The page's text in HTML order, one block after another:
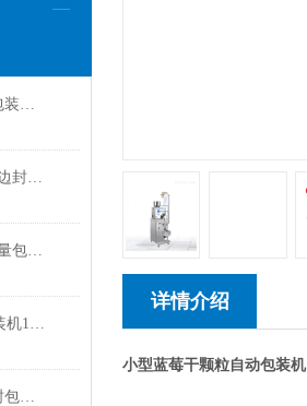
小型电子原件颗粒1-15克自动包装机厂家
小饰品颗粒1-5克全自动小型三边封智能包装机批发
1-5克干燥剂颗粒无纺布智能定量包装机价格
小袋调料品粉末三边封智能包装机1-50克
1-10克小型糖果颗粒自动三边封包装机品牌
详情介绍
小型蓝莓干颗粒自动包装机